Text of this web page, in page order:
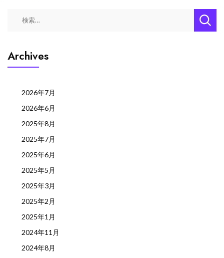
Archives
2026年7月
2026年6月
2025年8月
2025年7月
2025年6月
2025年5月
2025年3月
2025年2月
2025年1月
2024年11月
2024年8月